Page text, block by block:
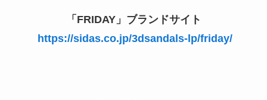
「FRIDAY」ブランドサイト
https://sidas.co.jp/3dsandals-lp/friday/